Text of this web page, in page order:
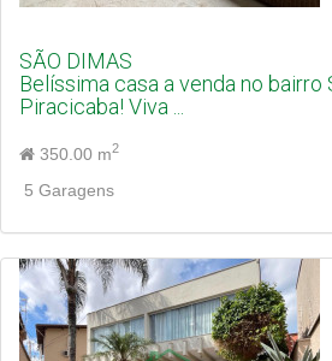
SÃO DIMAS
Belíssima casa a venda no bairro
Piracicaba! Viva ...
350.00 m2
5 Garagens